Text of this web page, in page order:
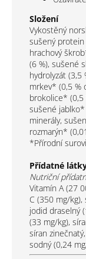
Složení
Vykostěný
sušený protein
hrachový
(6 %), sušené
hydrolyzát
mrkev* (0,5 %
brokolice* (0,5
sušené jablko*
minerály,
rozmarýn*
*Přírodní
Přídatné
Nutriční
Vitamín A (27
C (350 mg/
jodid draselný
(33 mg/kg),
síran
sodný (0,24